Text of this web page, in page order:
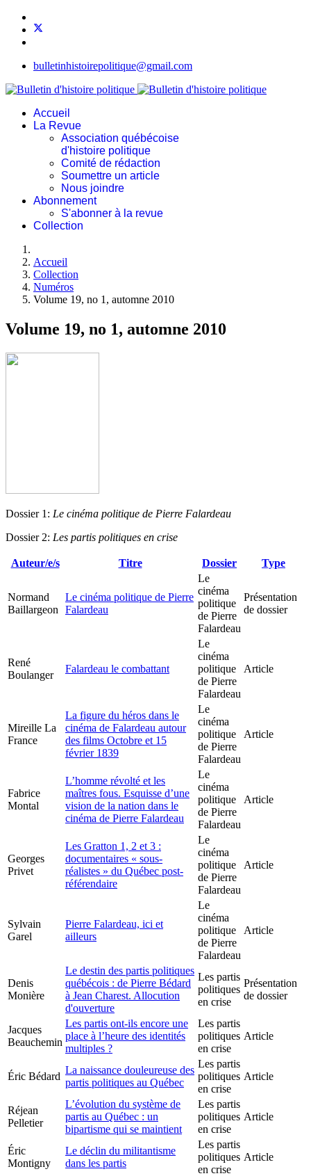
bulletinhistoirepolitique@gmail.com
Accueil
La Revue
Association québécoise
d'histoire politique
Comité de rédaction
Soumettre un article
Nous joindre
Abonnement
S'abonner à la revue
Collection
Accueil
Collection
Numéros
Volume 19, no 1, automne 2010
Volume 19, no 1, automne 2010
Dossier 1: Le cinéma politique de Pierre Falardeau
Dossier 2: Les partis politiques en crise
Auteur/e/s Titre Dossier Type
Normand
Baillargeon
Le cinéma politique de Pierre
Falardeau
Le
cinéma
politique
de Pierre
Falardeau
Présentation
de dossier
René
Boulanger
Falardeau le combattant
Le
cinéma
politique
de Pierre
Falardeau
Article
Mireille La
France
La figure du héros dans le
cinéma de Falardeau autour
des films Octobre et 15
février 1839
Le
cinéma
politique
de Pierre
Falardeau
Article
Fabrice
Montal
L’homme révolté et les
maîtres fous. Esquisse d’une
vision de la nation dans le
cinéma de Pierre Falardeau
Le
cinéma
politique
de Pierre
Falardeau
Article
Georges
Privet
Les Gratton 1, 2 et 3 :
documentaires « sous-
réalistes » du Québec post-
référendaire
Le
cinéma
politique
de Pierre
Falardeau
Article
Sylvain
Garel
Pierre Falardeau, ici et
ailleurs
Le
cinéma
politique
de Pierre
Falardeau
Article
Denis
Monière
Le destin des partis politiques
québécois : de Pierre Bédard
à Jean Charest. Allocution
d'ouverture
Les partis
politiques
en crise
Présentation
de dossier
Jacques
Beauchemin
Les partis ont-ils encore une
place à l’heure des identités
multiples ?
Les partis
politiques
en crise
Article
Éric Bédard
La naissance douleureuse des
partis politiques au Québec
Les partis
politiques
en crise
Article
Réjean
Pelletier
L’évolution du système de
partis au Québec : un
bipartisme qui se maintient
Les partis
politiques
en crise
Article
Éric
Montigny
Le déclin du militantisme
dans les partis
Les partis
politiques
en crise
Article